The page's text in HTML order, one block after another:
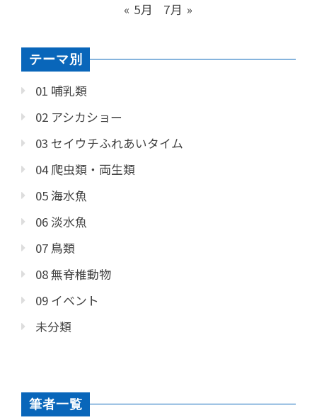
« 5月 7月 »
テーマ別
01 哺乳類
02 アシカショー
03 セイウチふれあいタイム
04 爬虫類・両生類
05 海水魚
06 淡水魚
07 鳥類
08 無脊椎動物
09 イベント
未分類
筆者一覧